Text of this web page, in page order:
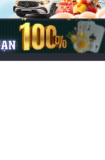
lành hay
0 232